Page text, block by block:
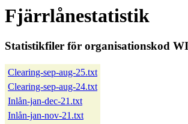
Fjärrlånestatistik
Statistikfiler för organisationskod
Clearing-sep-aug-25.txt
Clearing-sep-aug-24.txt
Inlån-jan-dec-21.txt
Inlån-jan-nov-21.txt